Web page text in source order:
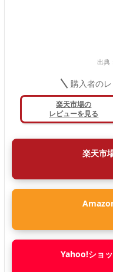
出典：
購入者の
楽天市場の
レビューを見る
楽天市
Yahoo!ショ